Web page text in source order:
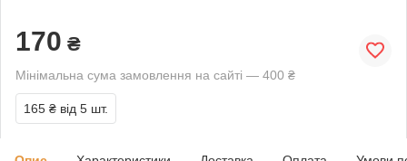
170 ₴
Мінімальна сума замовлення на сайті — 400 ₴
165 ₴ від 5 шт.